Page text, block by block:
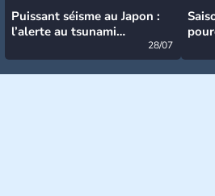
Puissant séisme au Japon :
l’alerte au tsunami
28/07